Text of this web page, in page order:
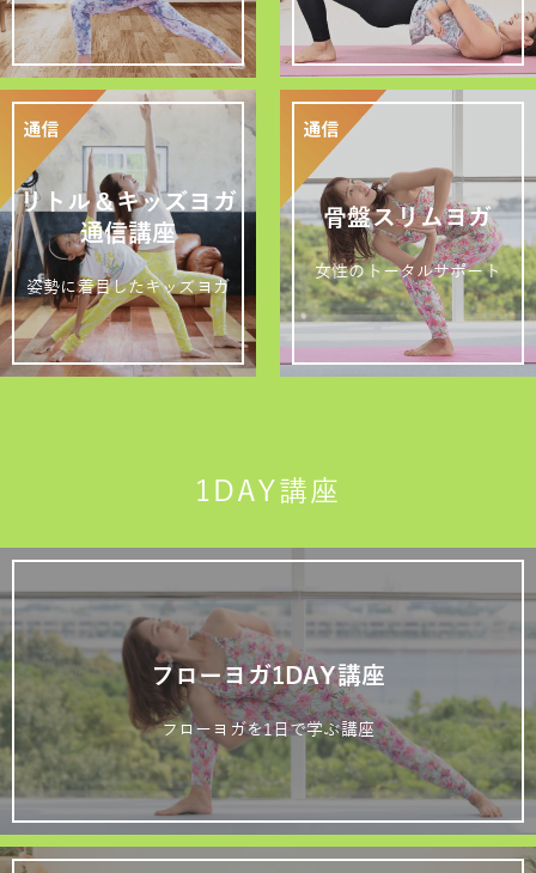
リトル＆キッズヨガ
通信講座
姿勢に着目したキッズヨガ
骨盤スリムヨガ
女性のトータルサポート
1DAY講座
フローヨガ1DAY講座
フローヨガを1日で学ぶ講座